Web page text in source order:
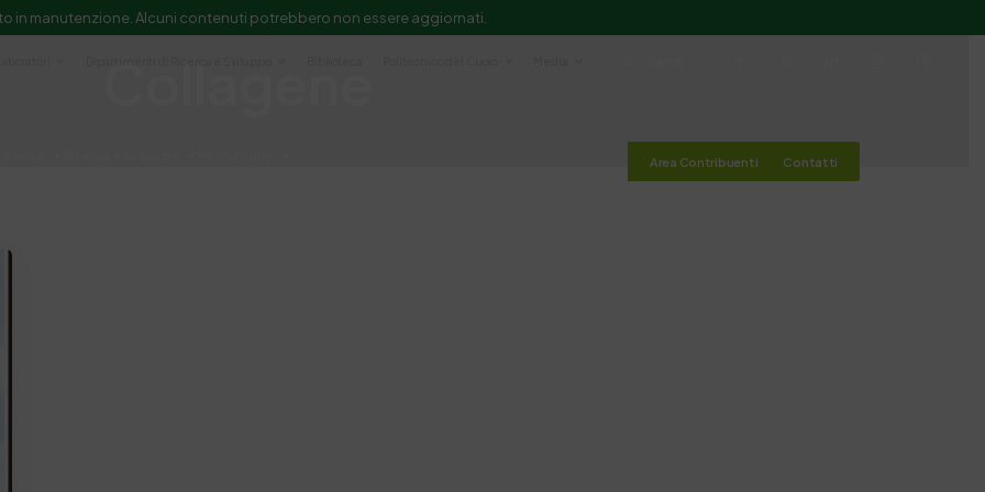
in manutenzione. Alcuni contenuti potrebbero non essere aggiornati.
Area Contribuenti Contatti